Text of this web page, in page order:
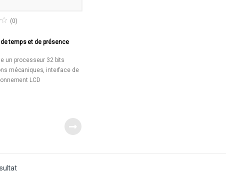
(0)
temps et de présence
un processeur 32 bits
mécaniques, interface de
LCD
en charge la distance de
de la carte Mifare / carte
digitales ≤0,5 s,